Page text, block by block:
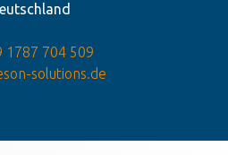
1787 704 509
solutions.de